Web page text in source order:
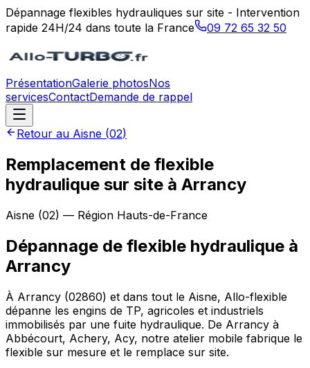
Dépannage flexibles hydrauliques sur site - Intervention
rapide 24H/24 dans toute la France
09 72 65 32 50
PrésentationGalerie photosNos
servicesContactDemande de rappel
Retour au Aisne (02)
Remplacement de flexible
hydraulique sur site à Arrancy
Aisne (02) — Région Hauts-de-France
Dépannage de flexible hydraulique à
Arrancy
À Arrancy (02860) et dans tout le Aisne, Allo-flexible
dépanne les engins de TP, agricoles et industriels
immobilisés par une fuite hydraulique. De Arrancy à
Abbécourt, Achery, Acy, notre atelier mobile fabrique le
flexible sur mesure et le remplace sur site.